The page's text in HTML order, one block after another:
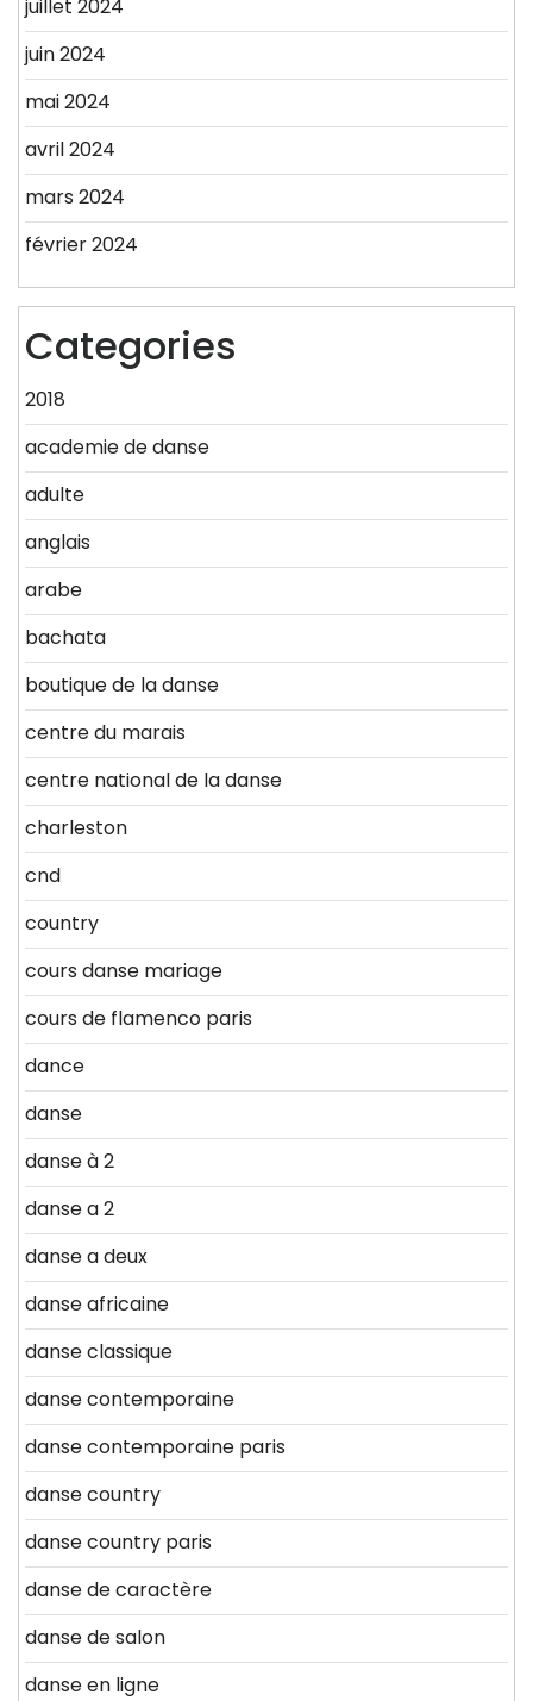
juillet 2024
juin 2024
mai 2024
avril 2024
mars 2024
février 2024
Categories
2018
academie de danse
adulte
anglais
arabe
bachata
boutique de la danse
centre du marais
centre national de la danse
charleston
cnd
country
cours danse mariage
cours de flamenco paris
dance
danse
danse à 2
danse a 2
danse a deux
danse africaine
danse classique
danse contemporaine
danse contemporaine paris
danse country
danse country paris
danse de caractère
danse de salon
danse en ligne